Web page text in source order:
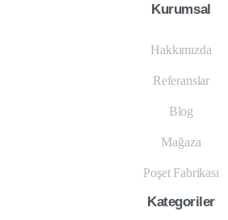
Kurumsal
Hakkımızda
Referanslar
Blog
Mağaza
Poşet Fabrikası
Kategoriler